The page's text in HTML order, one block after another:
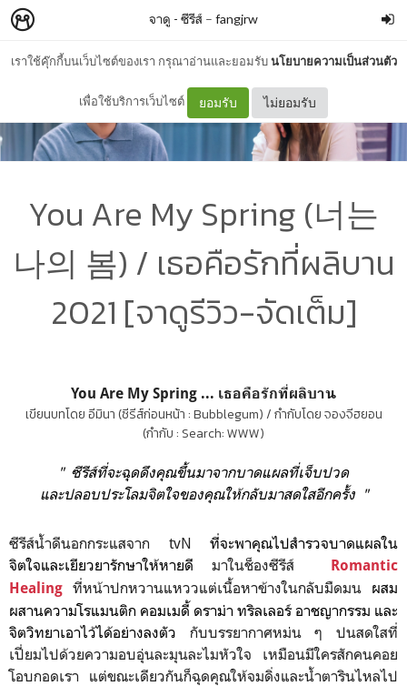
เราใช้คุ๊กกี้บนเว็บไซต์ของเรา กรุณาอ่านและยอมรับนโยบายความเป็นส่วนตัว
เพื่อใช้บริการเว็บไซต์ ยอมรับ ไม่ยอมรับ
จาดู - ซีรีส์ – fangjrw
You Are My Spring (너는
나의 봄) / เธอคือรักที่ผลิบาน
2021 [จาดูรีวิว-จัดเต็ม]
You Are My Spring ... เธอคือรักที่ผลิบาน
เขียนบทโดย อีมินา (ซีรีส์ก่อนหน้า : Bubblegum) / กำกับโดย จองจีฮยอน
(กำกับ : Search: WWW)
" ซีรีส์ที่จะฉุดดึงคุณขึ้นมาจากบาดแผลที่เจ็บปวด
และปลอบประโลมจิตใจของคุณให้กลับมาสดใสอีกครั้ง "
ซีรีส์น้ำดีนอกกระแสจาก tvN ที่จะพาคุณไปสำรวจบาดแผลใน
จิตใจและเยียวยารักษาให้หายดี มาในช็องซีรีส์
Romantic
Healing ที่หน้าปกหวานแหววแต่เนื้อหาข้างในกลับมืดมน ผสม
ผสานความโรแมนติก คอมเมดี้ ดราม่า ทริลเลอร์ อาชญากรรม และ
จิตวิทยาเอาไว้ได้อย่างลงตัว กับบรรยากาศหม่น ๆ ปนสดใสที่
เปี่ยมไปด้วยความอบอุ่นละมุนละไมหัวใจ เหมือนมีใครสักคนคอย
โอบกอดเรา แต่ขณะเดียวกันก็ฉุดคุณให้จมดิ่งและน้ำตารินไหลไป